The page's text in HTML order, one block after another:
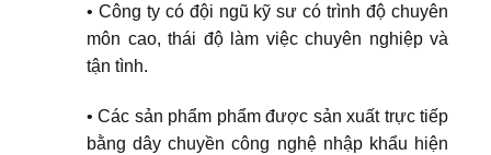
• Công ty có đội ngũ kỹ sư có trình độ chuyên
môn cao, thái độ làm việc chuyên nghiệp và
tận tình.
• Các sản phẩm phẩm được sản xuất trực tiếp
bằng dây chuyền công nghệ nhập khẩu hiện